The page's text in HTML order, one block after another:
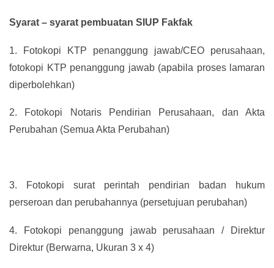
Syarat – syarat pembuatan SIUP Fakfak
1.
Fotokopi KTP penanggung jawab/CEO perusahaan,
fotokopi KTP penanggung jawab (apabila proses lamaran
diperbolehkan)
2.
Fotokopi Notaris Pendirian Perusahaan, dan Akta
Perubahan (Semua Akta Perubahan)
3.
Fotokopi surat perintah pendirian badan hukum
perseroan dan perubahannya (persetujuan perubahan)
4.
Fotokopi penanggung jawab perusahaan / Direktur
Direktur (Berwarna, Ukuran 3 x 4)